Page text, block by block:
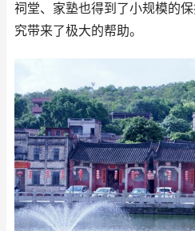
祠堂、家塾也得到了小规模的
究带来了极大的帮助。